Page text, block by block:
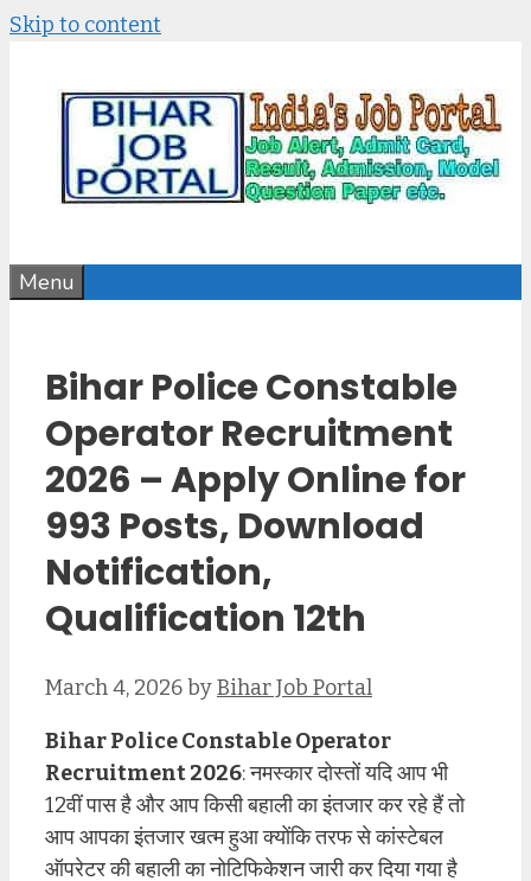
Skip to content
Menu
Bihar Police Constable
Operator Recruitment
2026 – Apply Online for
993 Posts, Download
Notification,
Qualification 12th
March 4, 2026byBihar Job Portal
Bihar Police Constable Operator
Recruitment 2026: नमस्कार दोस्तों यदि आप भी
12वीं पास है और आप किसी बहाली का इंतजार कर रहे हैं तो
आप आपका इंतजार खत्म हुआ क्योंकि तरफ से कांस्टेबल
ऑपरेटर की बहाली का नोटिफिकेशन जारी कर दिया गया है